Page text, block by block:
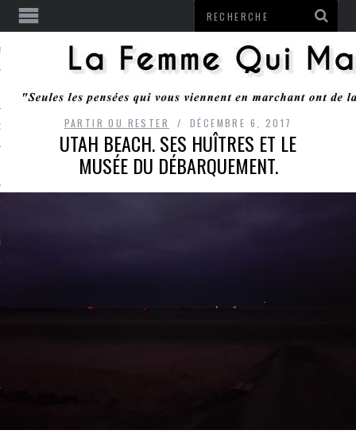
RESTER
ARCACHON
PARTIR OU RESTER DÉCEMBRE 6, 2017
UTAH BEACH. SES HUÎTRES ET LE
MUSÉE DU DÉBARQUEMENT.